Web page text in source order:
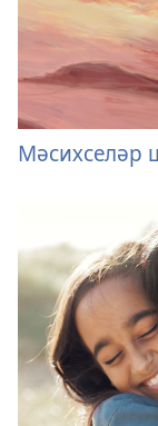
Мәсихселәр